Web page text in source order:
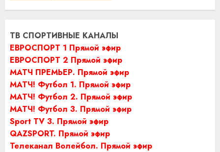
ТВ СПОРТИВНЫЕ КАНАЛЫ
ЕВРОСПОРТ 1 Прямой эфир
ЕВРОСПОРТ 2 Прямой эфир
МАТЧ ПРЕМЬЕР. Прямой эфир
МАТЧ! Футбол 1. Прямой эфир
МАТЧ! Футбол 2. Прямой эфир
МАТЧ! Футбол 3. Прямой эфир
Sport TV 3. Прямой эфир
QAZSPORT. Прямой эфир
Телеканал Волейбол. Прямой эфир